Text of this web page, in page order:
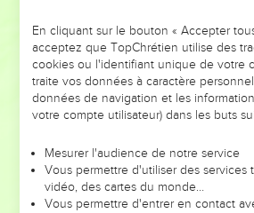
NE MANQUEZ PAS
DE
ET SI LEURS ERREURS POUVAIENT
VOTRES ?
leur foi ou leur vision. Mais on voit moins
et les saisons difficiles qu'ils ont
sont elles qui les ont
En cliquant sur le bouton « Accepter
acceptez que TopChrétien utilise des
cookies ou l'identifiant unique de votre
traite vos données à caractère
données de navigation et les
votre compte utilisateur) dans les buts
Mesurer l'audience de notre service
Vous permettre d'utiliser des services
vidéo, des cartes du monde…
Vous permettre d'entrer en contact